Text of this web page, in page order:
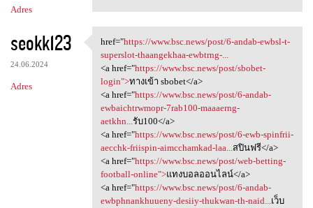
Adres
seokk123
24.06.2024
Adres
href="https://www.bsc.news
href="https://www.bsc.news/post/6-andab-ewbsl-t-
superslot-thaangekhaa-ewbtrng-...
<a href="https://www.bsc.news/post/sbobet-
login">ทางเข้า sbobet</a>
<a href="https://www.bsc.news/post/6-andab-
ewbaichtrwmopr-7rab100-maaaerng-
aetkhn...รับ100</a>
<a href="https://www.bsc.news/post/6-ewb-spinfrii-
aecchk-friispin-aimcchamkad-laa...สปินฟรี</a>
<a href="https://www.bsc.news/post/web-betting-
football-online">แทงบอลออนไลน์</a>
<a href="https://www.bsc.news/post/6-andab-
ewbphnankhuueny-desiiy-thukwan-th-naid...เว็บ